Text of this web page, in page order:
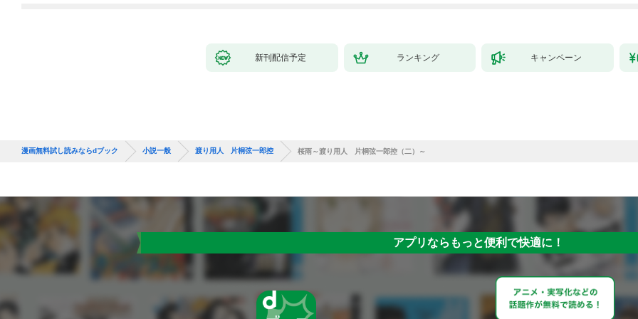
新刊配信予定 ランキング キャンペーン
漫画無料試し読みならdブック 小説一般 渡り用人 片桐弦一郎控 桜雨～渡り用人 片桐弦一郎控（二）～
アプリならもっと便利で快適に！